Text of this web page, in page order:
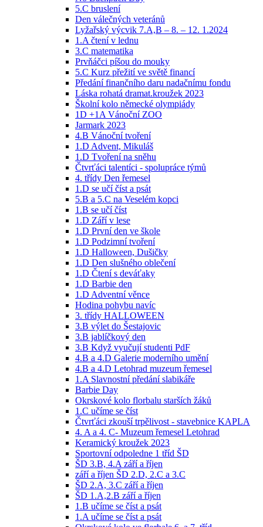
5.C bruslení
Den válečných veteránů
Lyžařský výcvik 7.A,B – 8. – 12. 1.2024
1.A čtení v lednu
3.C matematika
Prvňáčci píšou do mouky
5.C Kurz přežití ve světě financí
Předání finančního daru nadačnímu fondu
Láska rohatá dramat.kroužek 2023
Školní kolo německé olympiády
1D +1A Vánoční ZOO
Jarmark 2023
4.B Vánoční tvoření
1.D Advent, Mikuláš
1.D Tvoření na sněhu
Čtvrťáci talentíci - spolupráce týmů
4. třídy Den řemesel
1.D se učí číst a psát
5.B a 5.C na Veselém kopci
1.B se učí číst
1.D Září v lese
1.D První den ve škole
1.D Podzimní tvoření
1.D Halloween, Dušičky
1.D Den slušného oblečení
1.D Čtení s deváťaky
1.D Barbie den
1.D Adventní věnce
Hodina pohybu navíc
3. třídy HALLOWEEN
3.B výlet do Šestajovic
3.B jablíčkový den
3.B Když vyučují studenti PdF
4.B a 4.D Galerie moderního umění
4.B a 4.D Letohrad muzeum řemesel
1.A Slavnostní předání slabikáře
Barbie Day
Okrskové kolo florbalu starších žáků
1.C učíme se číst
Čtvrťáci zkouší trpělivost - stavebnice KAPLA
4. A a 4. C- Muzeum řemesel Letohrad
Keramický kroužek 2023
Sportovní odpoledne 1 tříd ŠD
ŠD 3.B, 4.A září a říjen
září a říjen ŠD 2.D, 2.C a 3.C
ŠD 2.A, 3.C září a říjen
ŠD 1.A,2.B září a říjen
1.B učíme se číst a psát
1.A učíme se číst a psát